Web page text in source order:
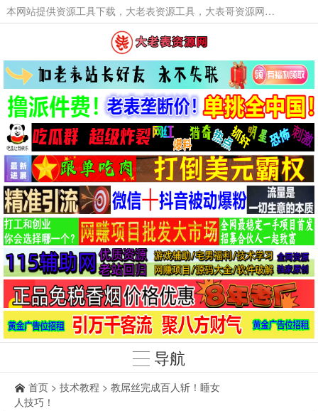
本网站提供资源工具下载，大老表资源工具，大表哥资源网软件工具，大老表资源下载，活动线报福利资源分享,活动线报，大型网游经典游戏，网络热门技术游戏辅助交流与分享。
导航
首页 > 技术教程 > 教屌丝完成百人斩！睡女
人技巧！